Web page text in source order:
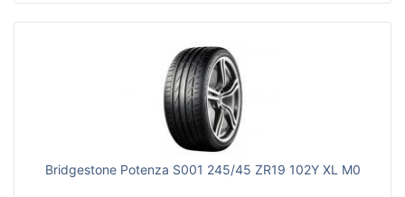
Bridgestone Potenza S001 245/45 ZR19 102Y XL M0